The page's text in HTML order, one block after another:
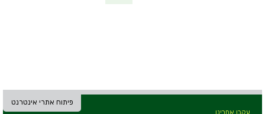
פיתוח אתרי אינטרנט
עקבו אחרינו